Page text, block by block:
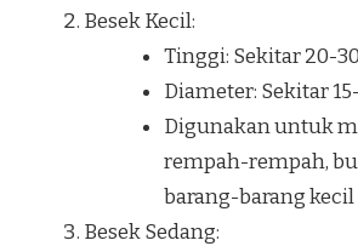
Besek Kecil:
Tinggi: Sekitar 20-
Diameter: Sekitar
Digunakan untuk
rempah-rempah,
barang-barang kecil
Besek Sedang: